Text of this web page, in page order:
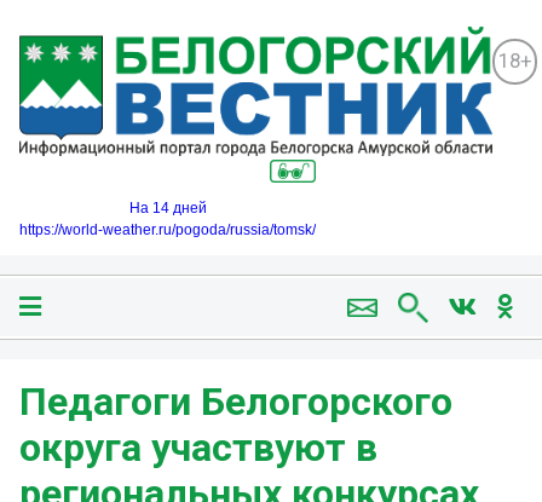
18+
На 14 дней
https://world-weather.ru/pogoda/russia/tomsk/
️Педагоги Белогорского
округа участвуют в